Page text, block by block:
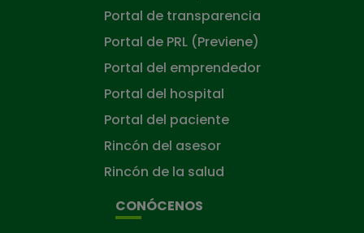
Portal de transparencia
Portal de PRL (Previene)
Portal del emprendedor
Portal del hospital
Portal del paciente
Rincón del asesor
Rincón de la salud
CONÓCENOS